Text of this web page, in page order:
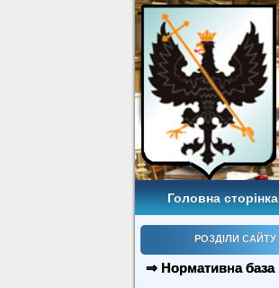
Головна сторінка
РОЗДІЛИ САЙТУ
⇒ Нормативна база